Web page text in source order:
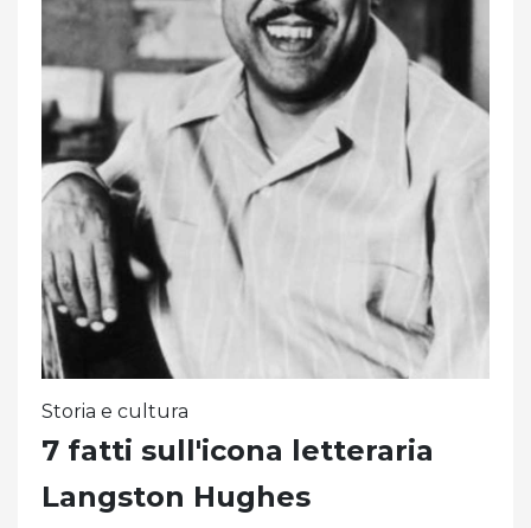
Storia e cultura
7 fatti sull'icona letteraria
Langston Hughes